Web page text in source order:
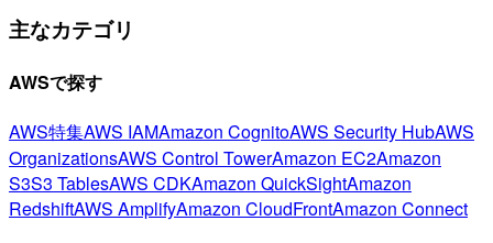
主なカテゴリ
AWSで探す
AWS特集AWS IAMAmazon CognitoAWS Security HubAWS
OrganizationsAWS Control TowerAmazon EC2Amazon
S3S3 TablesAWS CDKAmazon QuickSightAmazon
RedshiftAWS AmplifyAmazon CloudFrontAmazon Connect